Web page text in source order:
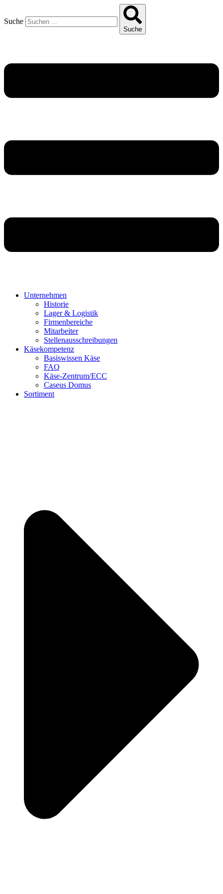
Suche
Suche
Unternehmen
Historie
Lager & Logistik
Firmenbereiche
Mitarbeiter
Stellenausschreibungen
Käsekompetenz
Basiswissen Käse
FAQ
Käse-Zentrum/ECC
Caseus Domus
Sortiment